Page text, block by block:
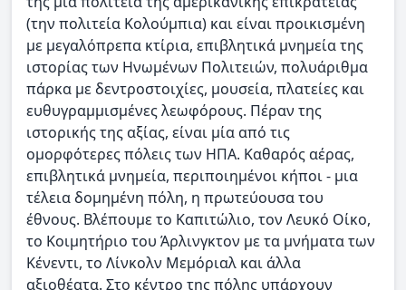
(την πολιτεία Κολούμπια) και είναι προικισμένη
με μεγαλόπρεπα κτίρια, επιβλητικά μνημεία της
ιστορίας των Ηνωμένων Πολιτειών, πολυάριθμα
πάρκα με δεντροστοιχίες, μουσεία, πλατείες και
ευθυγραμμισμένες λεωφόρους. Πέραν της
ιστορικής της αξίας, είναι µία από τις
ομορφότερες πόλεις των ΗΠΑ. Καθαρός αέρας,
επιβλητικά μνημεία, περιποιημένοι κήποι - µια
τέλεια δομημένη πόλη, η πρωτεύουσα του
έθνους. Βλέπουμε το Καπιτώλιο, τον Λευκό Οίκο,
το Κοιμητήριο του Άρλινγκτον με τα μνήματα των
Κένεντι, το Λίνκολν Μεμόριαλ και άλλα
αξιοθέατα. Στο κέντρο της πόλης υπάρχουν